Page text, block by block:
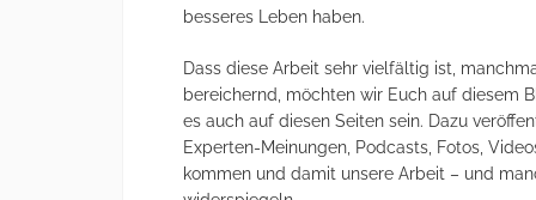
besseres Leben haben.
Dass diese Arbeit sehr vielfältig ist,
bereichernd, möchten wir Euch auf diesem
es auch auf diesen Seiten sein. Dazu
Experten-Meinungen, Podcasts, Fotos,
kommen und damit unsere Arbeit – und